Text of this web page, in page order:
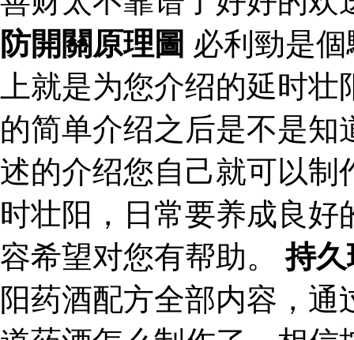
防開關原理圖 必利勁是
上就是为您介绍的延时
的简单介绍之后是不是
述的介绍您自己就可以制
时壮阳，日常要养成良
容希望对您有帮助。持久
阳药酒配方全部内容，